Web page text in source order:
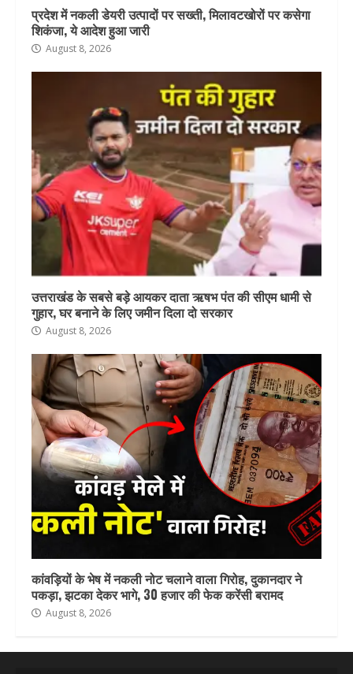
प्रदेश में नकली डेयरी उत्पादों पर सख्ती, मिलावटखोरों पर कसेगा
शिकंजा, ये आदेश हुआ जारी
August 8, 2026
उत्तराखंड के सबसे बड़े आयकर दाता ऋषभ पंत की सीएम धामी से
गुहार, घर बनाने के लिए जमीन दिला दो सरकार
August 8, 2026
कांवड़ियों के भेष में नकली नोट चलाने वाला गिरोह, दुकानदार ने
पकड़ा, झटका देकर भागे, 30 हजार की फेक करेंसी बरामद
August 8, 2026